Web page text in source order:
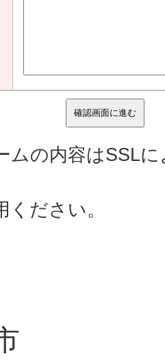
ムの内容はSSL
ださい。